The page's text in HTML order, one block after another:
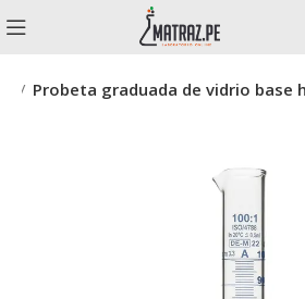
Probeta graduada de vidrio base